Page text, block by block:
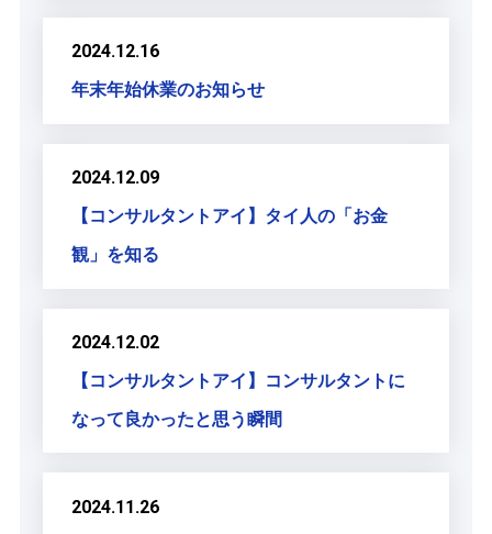
2024.12.16
年末年始休業のお知らせ
2024.12.09
【コンサルタントアイ】タイ人の「お金
観」を知る
2024.12.02
【コンサルタントアイ】コンサルタントに
なって良かったと思う瞬間
2024.11.26